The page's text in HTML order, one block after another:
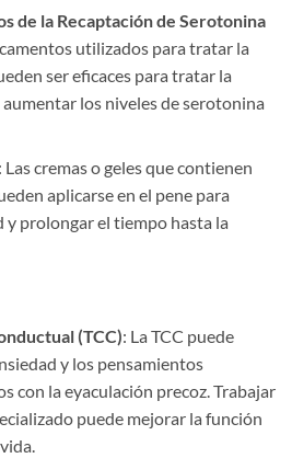
de la Recaptación de Serotonina
utilizados para tratar la
ser eficaces para tratar la
los niveles de serotonina
Las cremas o geles que contienen
aplicarse en el pene para
y prolongar el tiempo hasta la
(TCC): La TCC puede
y los pensamientos
con la eyaculación precoz. Trabajar
puede mejorar la función